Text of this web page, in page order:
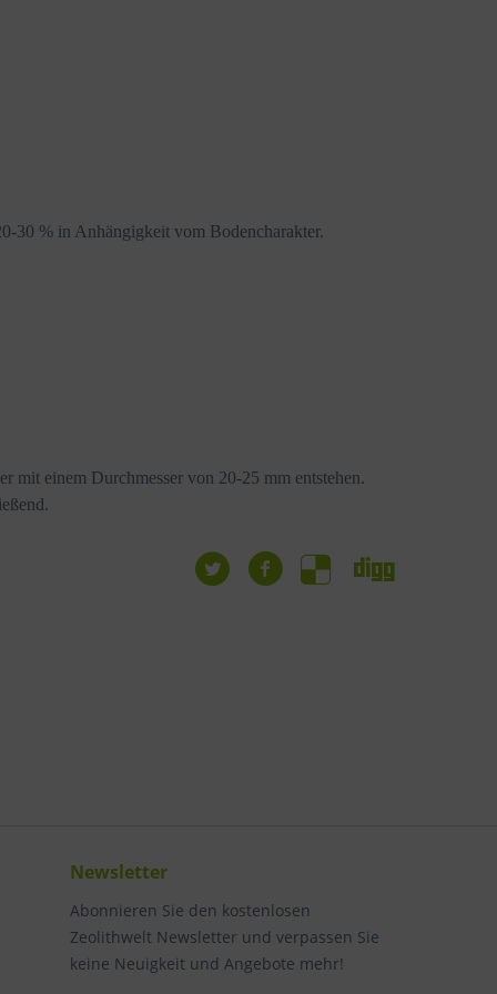
30 % in Anhängigkeit vom Bodencharakter.
einem Durchmesser von 20-25 mm entstehen.
Newsletter
Abonnieren Sie den kostenlosen
Zeolithwelt Newsletter und verpassen Sie
keine Neuigkeit und Angebote mehr!